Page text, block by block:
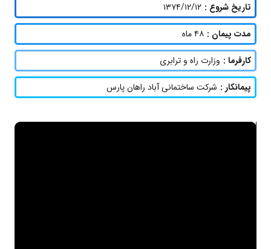
تاریخ شروع : ۱۳۷۴/۱۲/۱۲
مدت پیمان : ۴۸ ماه
کارفرما : وزارت راه و ترابری
پیمانکار : شرکت ساختمانی آباد راهان پارس